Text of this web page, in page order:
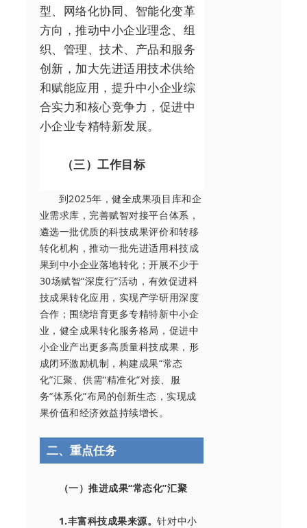
型、网络化协同、智能化变革
方向，推动中小企业理念、组
织、管理、技术、产品和服务
创新，加大先进适用技术供给
和赋能应用，提升中小企业综
合实力和核心竞争力，促进中
小企业专精特新发展。
（三）工作目标
到2025年，健全成果项目库和企
业需求库，完善赋智对接平台体系，
遴选一批优质的科技成果评价和转移
转化机构，推动一批先进适用科技成
果到中小企业落地转化；开展不少于
30场赋智“深度行”活动，有效促进科
技成果转化应用，实现产学研用深度
合作；围绕培育更多专精特新中小企
业，健全成果转化服务格局，促进中
小企业产出更多高质量科技成果，形
成闭环激励机制，构建成果“常态
化”汇聚、供需“精准化”对接、服
务“体系化”布局的创新生态，实现成
果价值和经济效益持续增长。
二、重点任务
（一）推进成果“常态化”汇聚
1.丰富科技成果来源。针对中小